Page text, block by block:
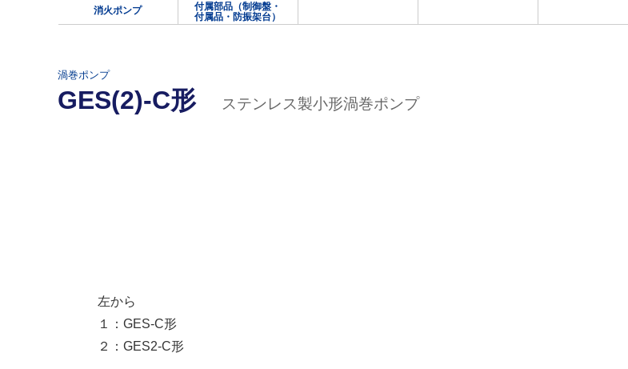
消火ポンプ
付属部品（制御盤・
付属品・防振架台）
渦巻ポンプ
GES(2)-C形 ステンレス製小形渦巻ポンプ
左から
１：GES-C形
２：GES2-C形